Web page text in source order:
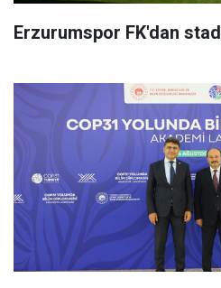
Erzurumspor FK'dan